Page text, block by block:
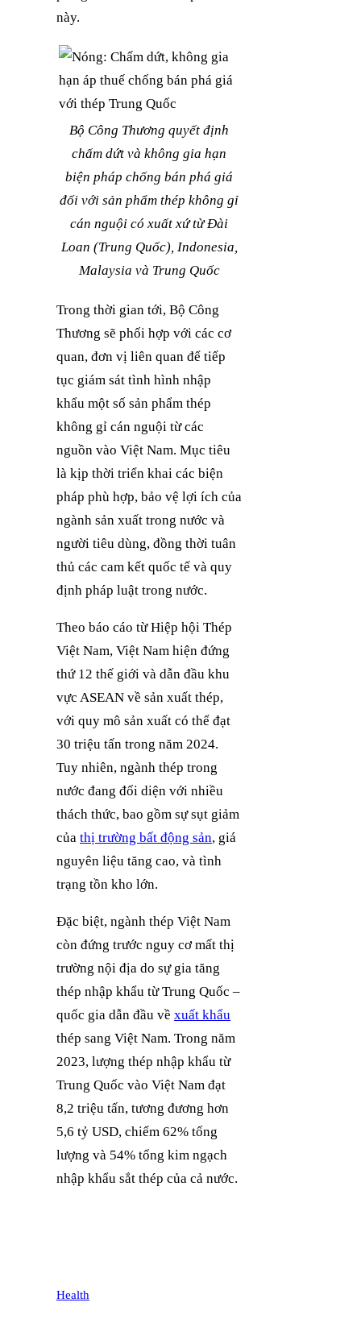
này.
Bộ Công Thương quyết định
chấm dứt và không gia hạn
biện pháp chống bán phá giá
đối với sản phẩm thép không gỉ
cán nguội có xuất xứ từ Đài
Loan (Trung Quốc), Indonesia,
Malaysia và Trung Quốc
Trong thời gian tới, Bộ Công
Thương sẽ phối hợp với các cơ
quan, đơn vị liên quan để tiếp
tục giám sát tình hình nhập
khẩu một số sản phẩm thép
không gỉ cán nguội từ các
nguồn vào Việt Nam. Mục tiêu
là kịp thời triển khai các biện
pháp phù hợp, bảo vệ lợi ích của
ngành sản xuất trong nước và
người tiêu dùng, đồng thời tuân
thủ các cam kết quốc tế và quy
định pháp luật trong nước.
Theo báo cáo từ Hiệp hội Thép
Việt Nam, Việt Nam hiện đứng
thứ 12 thế giới và dẫn đầu khu
vực ASEAN về sản xuất thép,
với quy mô sản xuất có thể đạt
30 triệu tấn trong năm 2024.
Tuy nhiên, ngành thép trong
nước đang đối diện với nhiều
thách thức, bao gồm sự sụt giảm
của thị trường bất động sản, giá
nguyên liệu tăng cao, và tình
trạng tồn kho lớn.
Đặc biệt, ngành thép Việt Nam
còn đứng trước nguy cơ mất thị
trường nội địa do sự gia tăng
thép nhập khẩu từ Trung Quốc –
quốc gia dẫn đầu về xuất khẩu
thép sang Việt Nam. Trong năm
2023, lượng thép nhập khẩu từ
Trung Quốc vào Việt Nam đạt
8,2 triệu tấn, tương đương hơn
5,6 tỷ USD, chiếm 62% tổng
lượng và 54% tổng kim ngạch
nhập khẩu sắt thép của cả nước.
Health